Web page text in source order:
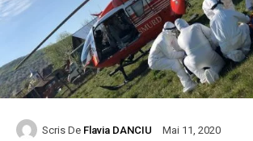
Scris De Flavia DANCIU Mai 11, 2020